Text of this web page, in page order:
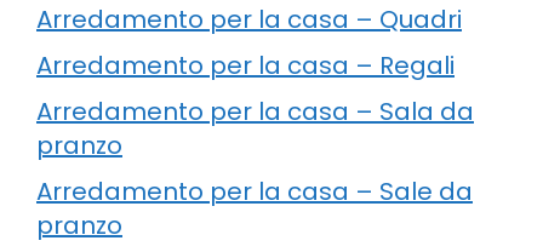
Arredamento per la casa – Quadri
Arredamento per la casa – Regali
Arredamento per la casa – Sala da
pranzo
Arredamento per la casa – Sale da
pranzo